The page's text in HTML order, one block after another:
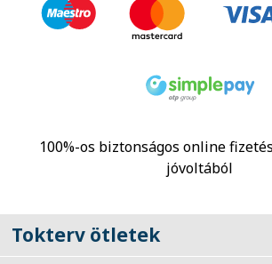
100%-os biztonságos online
jóvoltából
Tokterv ötletek